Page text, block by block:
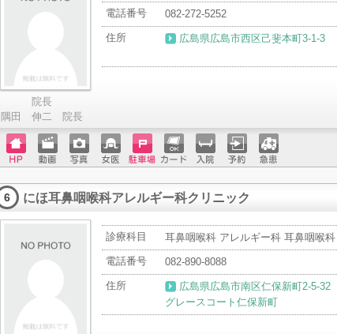
院長
隅田 伸二 院長
電話番号
082-272-5252
住所
広島県広島市西区己斐本町3-1-3
ホーム
ページ
動画 写真 女医 駐車場クレジ
ットカ
ード
入院 予約 急患
6 にほ耳鼻咽喉科アレルギー科クリニック
診療科目
耳鼻咽喉科 アレルギー科 耳鼻咽喉科
電話番号
082-890-8088
住所
広島県広島市南区仁保新町2-5-32
グレースコート仁保新町